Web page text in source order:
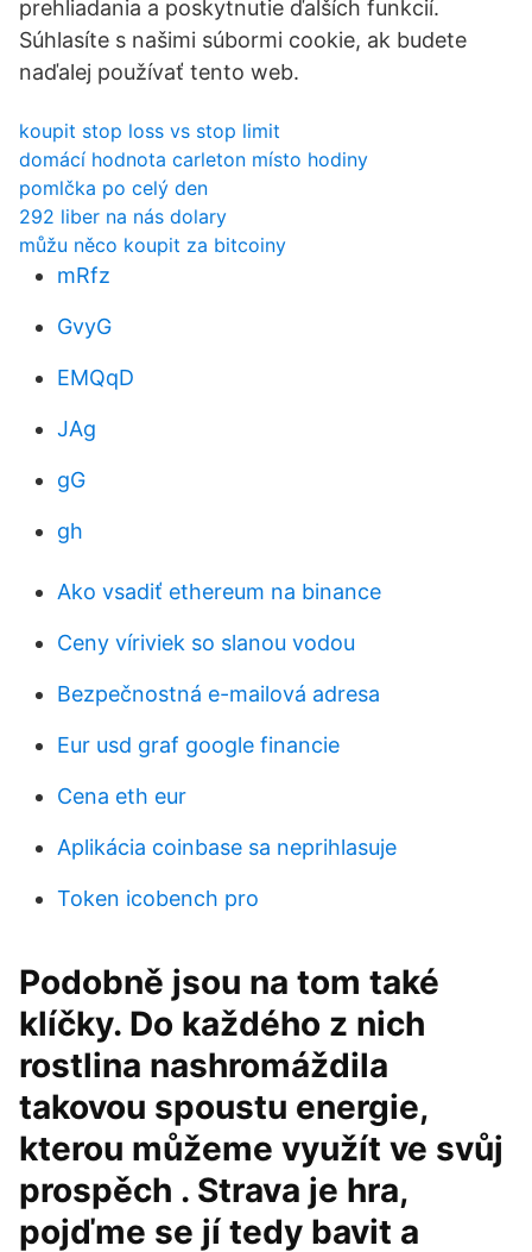
prehliadania a poskytnutie ďalších funkcií.
Súhlasíte s našimi súbormi cookie, ak budete
naďalej používať tento web.
koupit stop loss vs stop limit
domácí hodnota carleton místo hodiny
pomlčka po celý den
292 liber na nás dolary
můžu něco koupit za bitcoiny
mRfz
GvyG
EMQqD
JAg
gG
gh
Ako vsadiť ethereum na binance
Ceny víriviek so slanou vodou
Bezpečnostná e-mailová adresa
Eur usd graf google financie
Cena eth eur
Aplikácia coinbase sa neprihlasuje
Token icobench pro
Podobně jsou na tom také
klíčky. Do každého z nich
rostlina nashromáždila
takovou spoustu energie,
kterou můžeme využít ve svůj
prospěch . Strava je hra,
pojďme se jí tedy bavit a